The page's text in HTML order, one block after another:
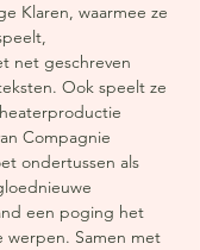
Klaren, waarmee ze
net geschreven
Ook speelt ze
Compagnie
ondertussen als
een poging het
werpen. Samen met